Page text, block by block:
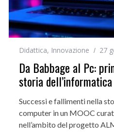
Didattica, Innovazione 27
Da Babbage al Pc:
storia dell’informatica
Successi e fallimenti nella
computer in un MOOC
nell’ambito del progetto